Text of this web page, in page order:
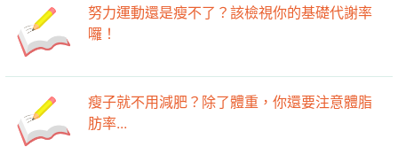
努力運動還是瘦不了？該檢視你的基礎代謝率
囉！
瘦子就不用減肥？除了體重，你還要注意體脂
肪率...